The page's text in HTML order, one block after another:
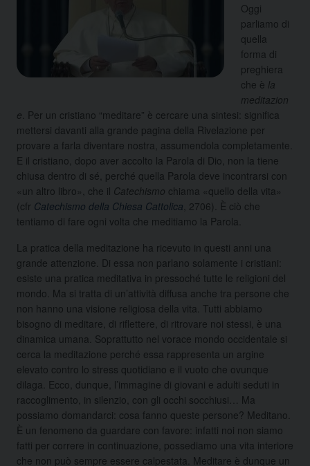
Oggi
parliamo di
quella
forma di
preghiera
che è la
meditazion
e . Per un cristiano “meditare” è cercare una sintesi: significa
mettersi davanti alla grande pagina della Rivelazione per
provare a farla diventare nostra, assumendola completamente.
E il cristiano, dopo aver accolto la Parola di Dio, non la tiene
chiusa dentro di sé, perché quella Parola deve incontrarsi con
«un altro libro», che il Catechismo chiama «quello della vita»
(cfr Catechismo della Chiesa Cattolica , 2706). È ciò che
tentiamo di fare ogni volta che meditiamo la Parola.
La pratica della meditazione ha ricevuto in questi anni una
grande attenzione. Di essa non parlano solamente i cristiani:
esiste una pratica meditativa in pressoché tutte le religioni del
mondo. Ma si tratta di un’attività diffusa anche tra persone che
non hanno una visione religiosa della vita. Tutti abbiamo
bisogno di meditare, di riflettere, di ritrovare noi stessi, è una
dinamica umana. Soprattutto nel vorace mondo occidentale si
cerca la meditazione perché essa rappresenta un argine
elevato contro lo stress quotidiano e il vuoto che ovunque
dilaga. Ecco, dunque, l’immagine di giovani e adulti seduti in
raccoglimento, in silenzio, con gli occhi socchiusi… Ma
possiamo domandarci: cosa fanno queste persone? Meditano.
È un fenomeno da guardare con favore: infatti noi non siamo
fatti per correre in continuazione, possediamo una vita interiore
che non può sempre essere calpestata. Meditare è dunque un